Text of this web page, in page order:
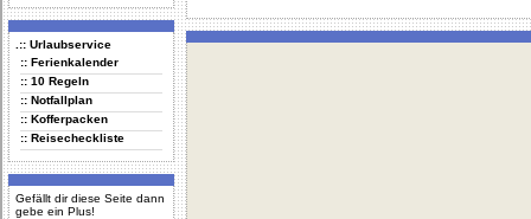
.:: Urlaubservice
:: Ferienkalender
:: 10 Regeln
:: Notfallplan
:: Kofferpacken
:: Reisecheckliste
Gefällt dir diese Seite dann
gebe ein Plus!